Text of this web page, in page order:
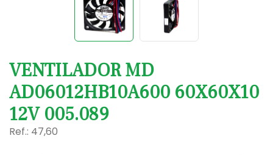
VENTILADOR MD
AD06012HB10A600 60X60X10
12V 005.089
Ref.: 47,60